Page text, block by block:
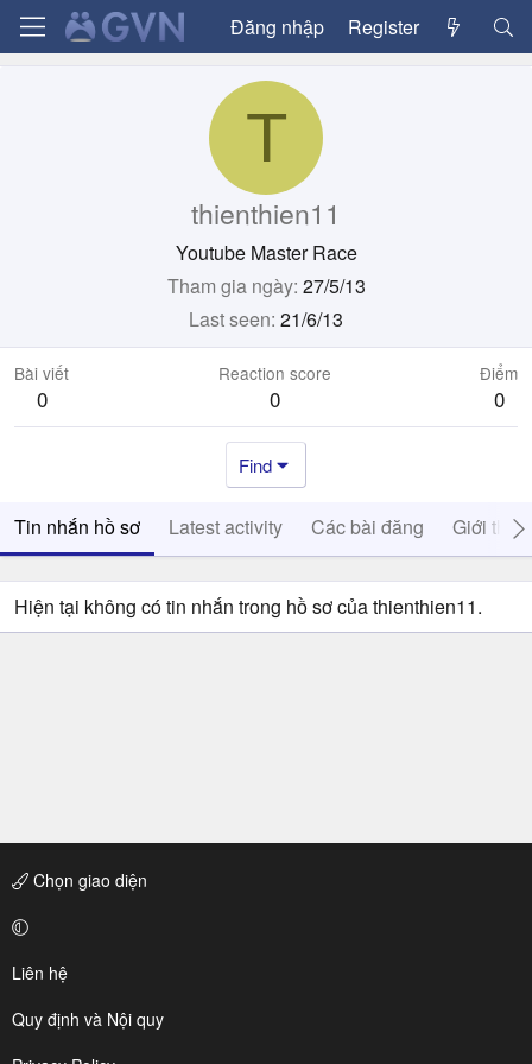
Đăng nhập Register
T
thienthien11
Youtube Master Race
Tham gia ngày 27/5/13
Last seen 21/6/13
Bài viết
0
Reaction score
0
Điểm
0
Find
Tin nhắn hồ sơ Latest activity Các bài đăng Giới thiệu
Hiện tại không có tin nhắn trong hồ sơ của thienthien11.
Chọn giao diện
Liên hệ
Quy định và Nội quy